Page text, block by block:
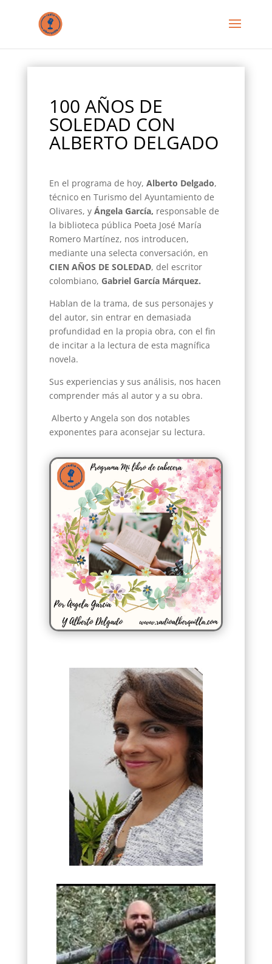
100 AÑOS DE
SOLEDAD CON
ALBERTO DELGADO
En el programa de hoy, Alberto Delgado,
técnico en Turismo del Ayuntamiento de
Olivares, y Ángela García, responsable de
la biblioteca pública Poeta José María
Romero Martínez, nos introducen,
mediante una selecta conversación, en
CIEN AÑOS DE SOLEDAD, del escritor
colombiano, Gabriel García Márquez.
Hablan de la trama, de sus personajes y
del autor, sin entrar en demasiada
profundidad en la propia obra, con el fin
de incitar a la lectura de esta magnífica
novela.
Sus experiencias y sus análisis, nos hacen
comprender más al autor y a su obra.
Alberto y Angela son dos notables
exponentes para aconsejar su lectura.